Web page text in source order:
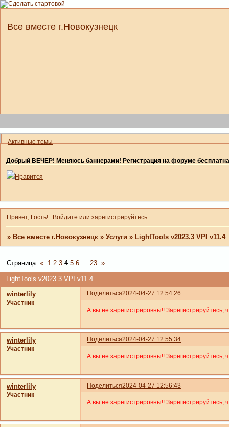
Все вместе г.Новокузнецк
Активные темы
Добрый ВЕЧЕР! Меняюсь баннерами! Регистрация на форуме бесплатна
Нравится
-
Привет, Гость! Войдите или зарегистрируйтесь.
»Все вместе г.Новокузнецк »Услуги »LightTools v2023.3 VPI v11.4
LightTools v2023.3 VPI v11.4
Страница:« 1 2 3 4 5 6 … 23 »
Поделиться2024-04-27 12:54:26
winterlily
Участник
А вы не зарегистрировны!! Зарегистрируйтесь,
Поделиться2024-04-27 12:55:34
winterlily
Участник
А вы не зарегистрировны!! Зарегистрируйтесь,
Поделиться2024-04-27 12:56:43
winterlily
Участник
А вы не зарегистрировны!! Зарегистрируйтесь,